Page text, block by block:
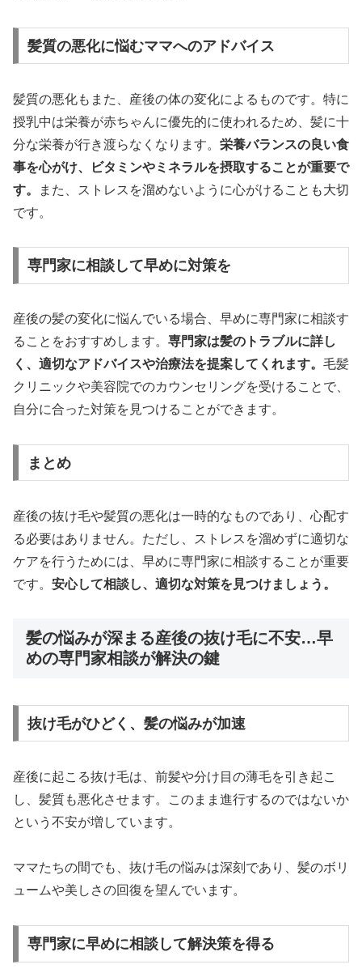
髪質の悪化に悩むママへのアドバイス
髪質の悪化もまた、産後の体の変化によるものです。特に
授乳中は栄養が赤ちゃんに優先的に使われるため、髪に十
分な栄養が行き渡らなくなります。 栄養バランスの良い食
事を心がけ、ビタミンやミネラルを摂取することが重要で
す。
また、ストレスを溜めないように心がけることも大切
です。
専門家に相談して早めに対策を
産後の髪の変化に悩んでいる場合、早めに専門家に相談す
ることをおすすめします。 専門家は髪のトラブルに詳し
く、適切なアドバイスや治療法を提案してくれます。 毛髪
クリニックや美容院でのカウンセリングを受けることで、
自分に合った対策を見つけることができます。
まとめ
産後の抜け毛や髪質の悪化は一時的なものであり、心配す
る必要はありません。ただし、ストレスを溜めずに適切な
ケアを行うためには、早めに専門家に相談することが重要
です。 安心して相談し、適切な対策を見つけましょう。
髪の悩みが深まる産後の抜け毛に不安…早
めの専門家相談が解決の鍵
抜け毛がひどく、髪の悩みが加速
産後に起こる抜け毛は、前髪や分け目の薄毛を引き起こ
し、髪質も悪化させます。このまま進行するのではないか
という不安が増しています。
ママたちの間でも、抜け毛の悩みは深刻であり、髪のボリ
ュームや美しさの回復を望んでいます。
専門家に早めに相談して解決策を得る